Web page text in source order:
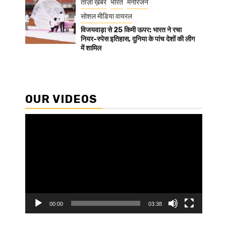
ताज़ा ख़बरें भारत मनोरंजन
सोशल मीडिया वायरल
विजयवाड़ा से 25 किमी ऊपर: भारत ने रचा
नियर-स्पेस इतिहास, दुनिया के पांच देशों की लीग
में शामिल
OUR VIDEOS
00:00 03:38